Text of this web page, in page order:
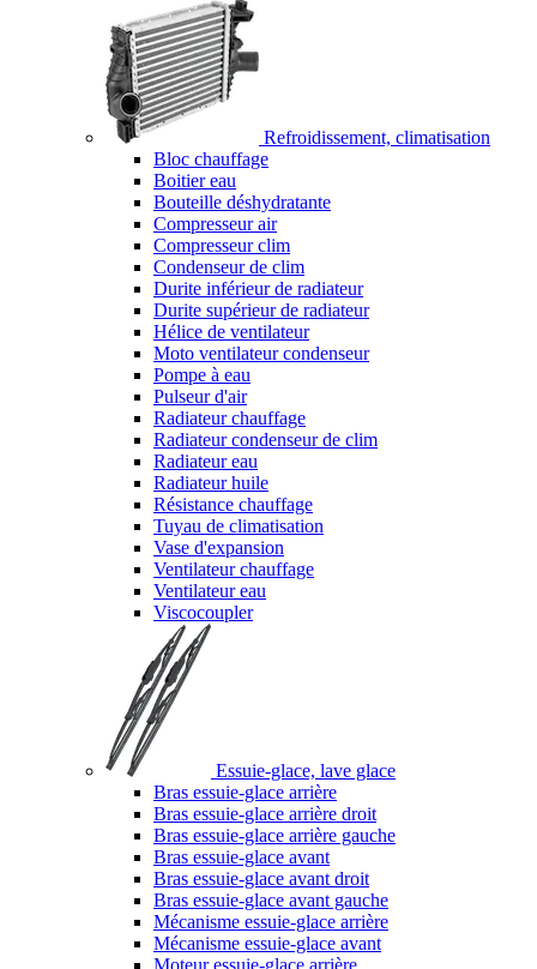
Refroidissement, climatisation
Bloc chauffage
Boitier eau
Bouteille déshydratante
Compresseur air
Compresseur clim
Condenseur de clim
Durite inférieur de radiateur
Durite supérieur de radiateur
Hélice de ventilateur
Moto ventilateur condenseur
Pompe à eau
Pulseur d'air
Radiateur chauffage
Radiateur condenseur de clim
Radiateur eau
Radiateur huile
Résistance chauffage
Tuyau de climatisation
Vase d'expansion
Ventilateur chauffage
Ventilateur eau
Viscocoupler
Essuie-glace, lave glace
Bras essuie-glace arrière
Bras essuie-glace arrière droit
Bras essuie-glace arrière gauche
Bras essuie-glace avant
Bras essuie-glace avant droit
Bras essuie-glace avant gauche
Mécanisme essuie-glace arrière
Mécanisme essuie-glace avant
Moteur essuie-glace arrière